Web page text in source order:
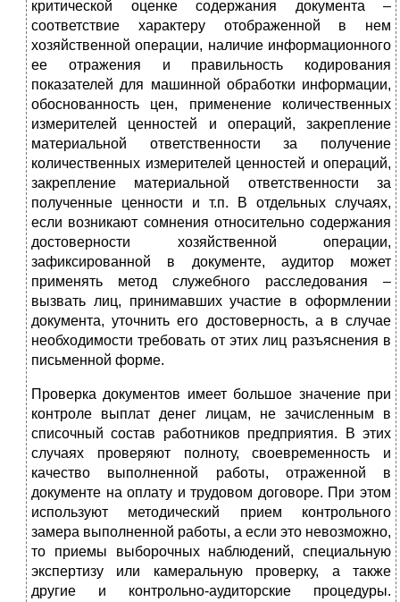
критической оценке содержания документа –
соответствие характеру отображенной в нем
хозяйственной операции, наличие информационного
ее отражения и правильность кодирования
показателей для машинной обработки информации,
обоснованность цен, применение количественных
измерителей ценностей и операций, закрепление
материальной ответственности за получение
количественных измерителей ценностей и операций,
закрепление материальной ответственности за
полученные ценности и т.п. В отдельных случаях,
если возникают сомнения относительно содержания
достоверности хозяйственной операции,
зафиксированной в документе, аудитор может
применять метод служебного расследования –
вызвать лиц, принимавших участие в оформлении
документа, уточнить его достоверность, а в случае
необходимости требовать от этих лиц разъяснения в
письменной форме.
Проверка документов имеет большое значение при
контроле выплат денег лицам, не зачисленным в
списочный состав работников предприятия. В этих
случаях проверяют полноту, своевременность и
качество выполненной работы, отраженной в
документе на оплату и трудовом договоре. При этом
используют методический прием контрольного
замера выполненной работы, а если это невозможно,
то приемы выборочных наблюдений, специальную
экспертизу или камеральную проверку, а также
другие и контрольно-аудиторские процедуры.